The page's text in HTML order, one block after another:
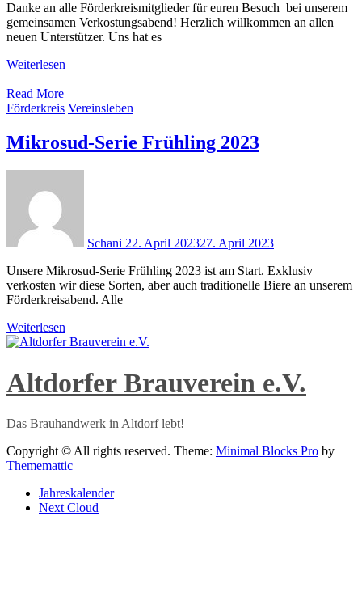
Danke an alle Förderkreismitglieder für euren Besuch bei unserem
gemeinsamen Verkostungsabend! Herzlich willkommen an allen
neuen Unterstützer. Uns hat es
Weiterlesen
Read More
Förderkreis Vereinsleben
Mikrosud-Serie Frühling 2023
Schani 22. April 202327. April 2023
Unsere Mikrosud-Serie Frühling 2023 ist am Start. Exklusiv
verkosten wir diese Sorten, aber auch traditionelle Biere an unserem
Förderkreisabend. Alle
Weiterlesen
Altdorfer Brauverein e.V.
Das Brauhandwerk in Altdorf lebt!
Copyright © All rights reserved. Theme: Minimal Blocks Pro by
Thememattic
Jahreskalender
Next Cloud